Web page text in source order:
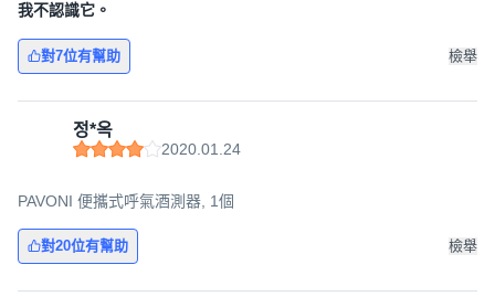
我不認識它。
對7位有幫助 檢舉
정*옥
2020.01.24
PAVONI 便攜式呼氣酒測器, 1個
對20位有幫助 檢舉